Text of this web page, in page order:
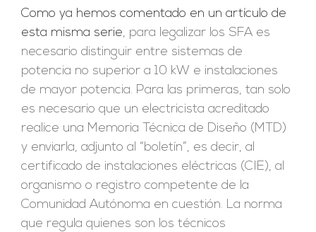
Como ya hemos comentado en un artículo de
esta misma serie, para legalizar los SFA es
necesario distinguir entre sistemas de
potencia no superior a 10 kW e instalaciones
de mayor potencia. Para las primeras, tan solo
es necesario que un electricista acreditado
realice una Memoria Técnica de Diseño (MTD)
y enviarla, adjunto al “boletín”, es decir, al
certificado de instalaciones eléctricas (CIE), al
organismo o registro competente de la
Comunidad Autónoma en cuestión. La norma
que regula quienes son los técnicos